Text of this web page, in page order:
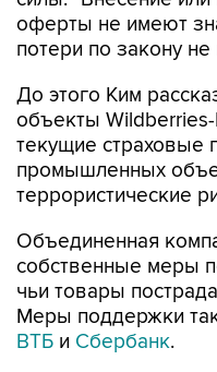
оферты не имеют
потери по закону
До этого Ким
объекты
текущие страховые
промышленных
террористические
Объединенная
собственные меры
чьи товары
Меры поддержки
ВТБ и Сбербанк.